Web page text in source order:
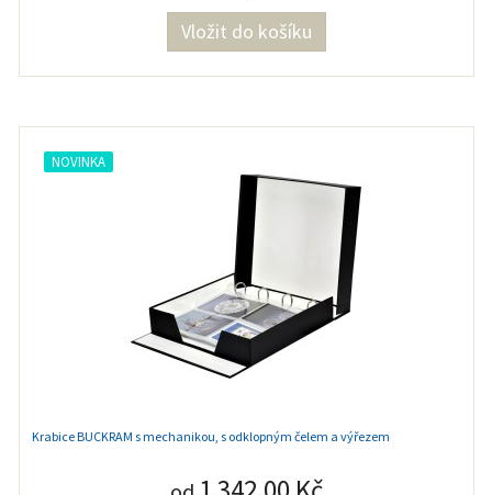
NOVINKA
Krabice BUCKRAM s mechanikou, s odklopným čelem a výřezem